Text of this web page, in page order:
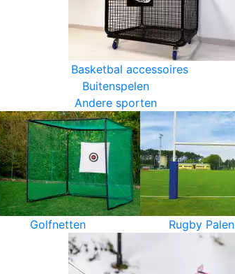
Basketbal accessoires
Buitenspelen
Andere sporten
Golfnetten Rugby Palen